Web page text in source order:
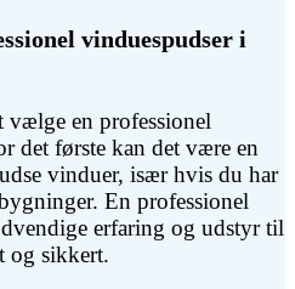
vinduespudser i
vælge en professionel
det første kan det være en
vinduer, især hvis du har
En professionel
erfaring og udstyr til
og sikkert.